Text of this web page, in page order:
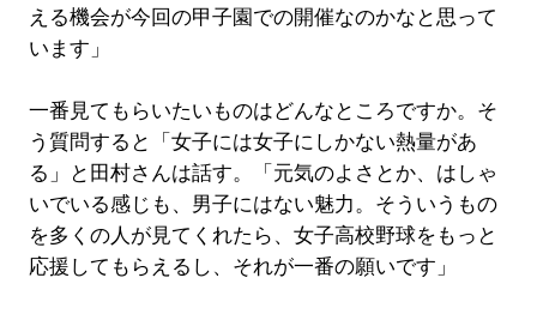
える機会が今回の甲子園での開催なのかなと思って
います」
一番見てもらいたいものはどんなところですか。そ
う質問すると「女子には女子にしかない熱量があ
る」と田村さんは話す。「元気のよさとか、はしゃ
いでいる感じも、男子にはない魅力。そういうもの
を多くの人が見てくれたら、女子高校野球をもっと
応援してもらえるし、それが一番の願いです」